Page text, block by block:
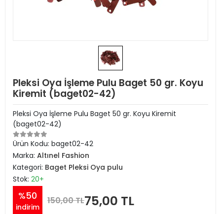
Pleksi Oya İşleme Pulu Baget 50 gr. Koyu
Kiremit (baget02-42)
Pleksi Oya İşleme Pulu Baget 50 gr. Koyu Kiremit
(baget02-42)
Ürün Kodu: baget02-42
Marka: Altınel Fashion
Kategori: Baget Pleksi Oya pulu
Stok: 20+
%50
indirim
150,00 TL75,00 TL